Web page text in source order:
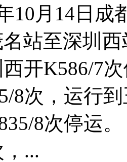
10月14日
站至深圳
开K586/7
8次，运行
8次停运
...